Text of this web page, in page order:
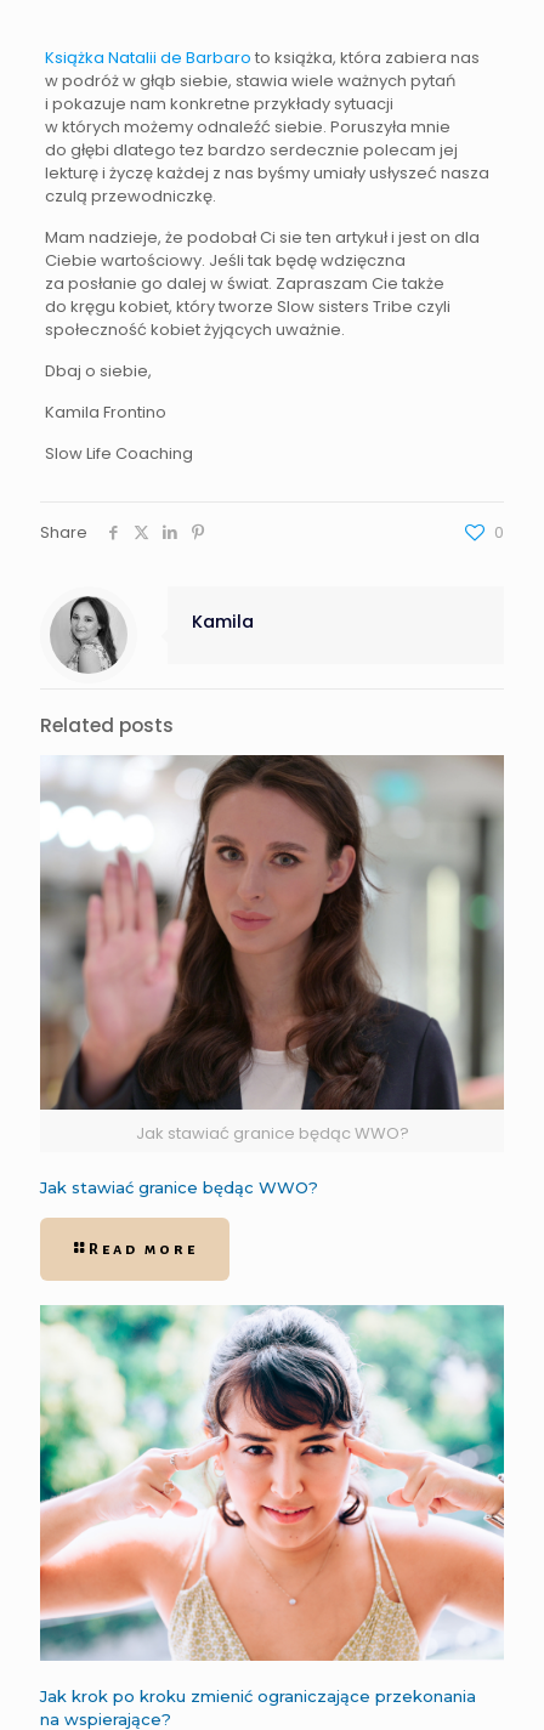
Książka Natalii de Barbaro to książka, która zabiera nas
w podróż w głąb siebie, stawia wiele ważnych pytań
i pokazuje nam konkretne przykłady sytuacji
w których możemy odnaleźć siebie. Poruszyła mnie
do głębi dlatego tez bardzo serdecznie polecam jej
lekturę i życzę każdej z nas byśmy umiały usłyszeć nasza
czulą przewodniczkę.
Mam nadzieje, że podobał Ci sie ten artykuł i jest on dla
Ciebie wartościowy. Jeśli tak będę wdzięczna
za posłanie go dalej w świat. Zapraszam Cie także
do kręgu kobiet, który tworze Slow sisters Tribe czyli
społeczność kobiet żyjących uważnie.
Dbaj o siebie,
Kamila Frontino
Slow Life Coaching
Share 0
Kamila
Related posts
Jak stawiać granice będąc WWO?
Jak stawiać granice będąc WWO?
Read more
Jak krok po kroku zmienić ograniczające przekonania
na wspierające?